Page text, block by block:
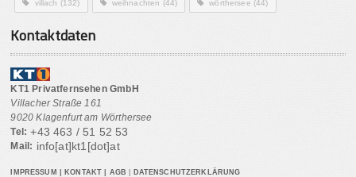
villach (132) weihnachten (44) wörthersee (44)
Kontaktdaten
KT1 Privatfernsehen GmbH
Villacher Straße 161
9020 Klagenfurt am Wörthersee
Tel: +43 463 / 51 52 53
Mail: info[at]kt1[dot]at
IMPRESSUM KONTAKT AGB DATENSCHUTZERKLÄRUNG